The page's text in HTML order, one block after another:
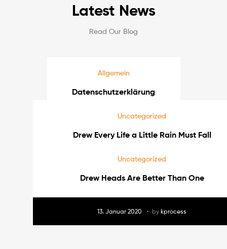
Latest News
Read Our Blog
Allgemein
Datenschutzerklärung
Uncategorized
Drew Every Life a Little Rain Must Fall
Uncategorized
Drew Heads Are Better Than One
13. Januar 2020 by kprocess